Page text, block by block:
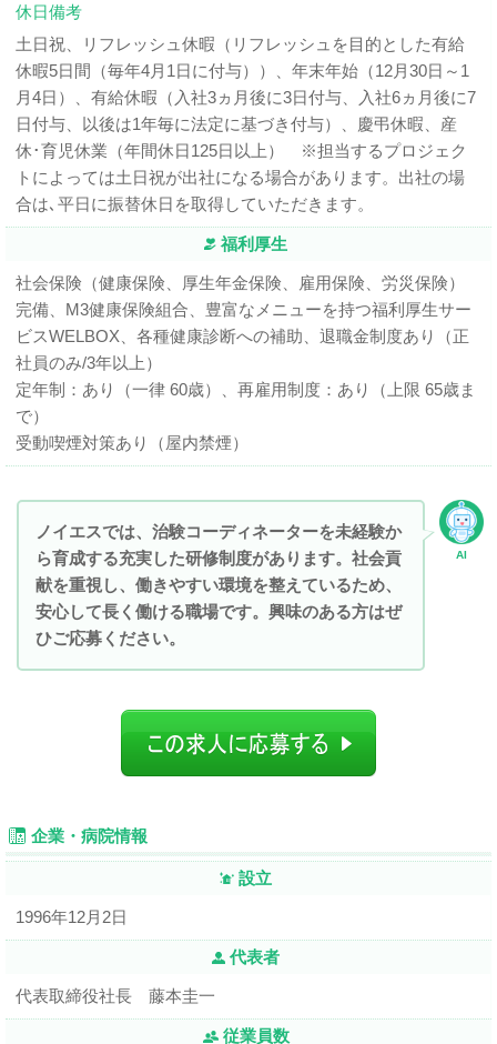
休日備考
土日祝、リフレッシュ休暇（リフレッシュを目的とした有給
休暇5日間（毎年4月1日に付与））、年末年始（12月30日～1
月4日）、有給休暇（入社3ヵ月後に3日付与、入社6ヵ月後に7
日付与、以後は1年毎に法定に基づき付与）、慶弔休暇、産
休･育児休業（年間休日125日以上） ※担当するプロジェク
トによっては土日祝が出社になる場合があります。出社の場
合は､平日に振替休日を取得していただきます。
福利厚生
社会保険（健康保険、厚生年金保険、雇用保険、労災保険）
完備、M3健康保険組合、豊富なメニューを持つ福利厚生サー
ビスWELBOX、各種健康診断への補助、退職金制度あり（正
社員のみ/3年以上）
定年制：あり（一律 60歳）、再雇用制度：あり（上限 65歳ま
で）
受動喫煙対策あり（屋内禁煙）
AI
ノイエスでは、治験コーディネーターを未経験か
ら育成する充実した研修制度があります。社会貢
献を重視し、働きやすい環境を整えているため、
安心して長く働ける職場です。興味のある方はぜ
ひご応募ください。
企業・病院情報
設立
1996年12月2日
代表者
代表取締役社長 藤本圭一
従業員数